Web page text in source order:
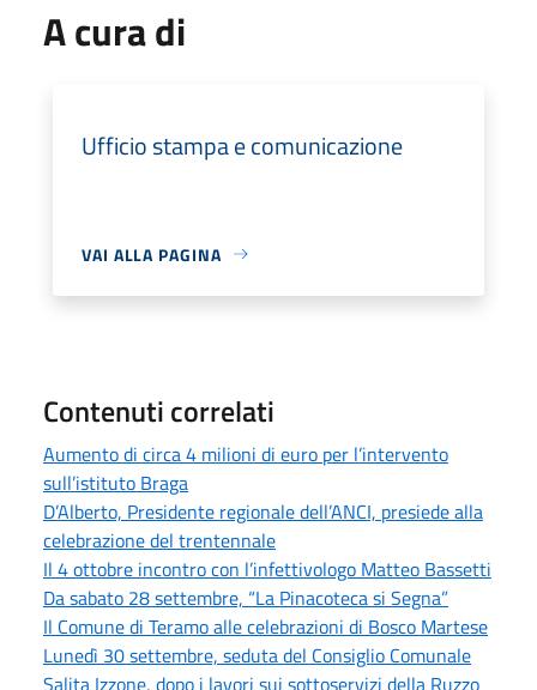
A cura di
Ufficio stampa e comunicazione
VAI ALLA PAGINA
Contenuti correlati
Aumento di circa 4 milioni di euro per l’intervento
sull’istituto Braga
D’Alberto, Presidente regionale dell’ANCI, presiede alla
celebrazione del trentennale
Il 4 ottobre incontro con l’infettivologo Matteo Bassetti
Da sabato 28 settembre, “La Pinacoteca si Segna”
Il Comune di Teramo alle celebrazioni di Bosco Martese
Lunedì 30 settembre, seduta del Consiglio Comunale
Salita Izzone, dopo i lavori sui sottoservizi della Ruzzo